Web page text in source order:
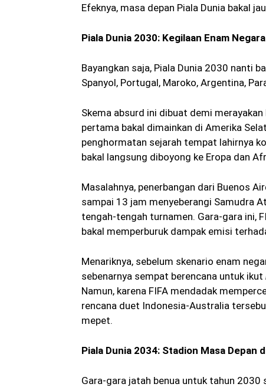
Efeknya, masa depan Piala Dunia bakal
Piala Dunia 2030: Kegilaan Enam
Bayangkan saja, Piala Dunia 2030 nanti
Spanyol, Portugal, Maroko, Argentina,
Skema absurd ini dibuat demi
pertama bakal dimainkan di Amerika
penghormatan sejarah tempat lahirnya
bakal langsung diboyong ke Eropa dan
Masalahnya, penerbangan dari Buenos
sampai 13 jam menyeberangi Samudra
tengah-tengah turnamen. Gara-gara ini,
bakal memperburuk dampak emisi
Menariknya, sebelum skenario enam
sebenarnya sempat berencana untuk ikut
Namun, karena FIFA mendadak
rencana duet Indonesia-Australia
mepet.
Piala Dunia 2034: Stadion Masa Depan
Gara-gara jatah benua untuk tahun 2030